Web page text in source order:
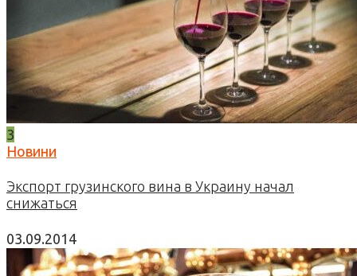
3
Новини
Экспорт грузинского вина в Украину начал
снижаться
03.09.2014